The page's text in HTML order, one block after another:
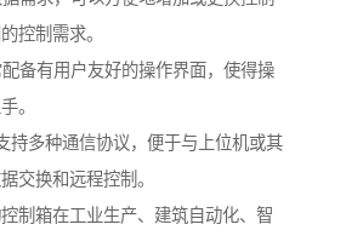
控制需求。
备有用户友好的操作界面，使得操
。
持多种通信协议，便于与上位机或其
交换和远程控制。
制箱在工业生产、建筑自动化、智